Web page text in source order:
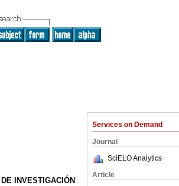
Services on Demand
Journal
SciELO Analytics
Article
INVESTIGACIÓN